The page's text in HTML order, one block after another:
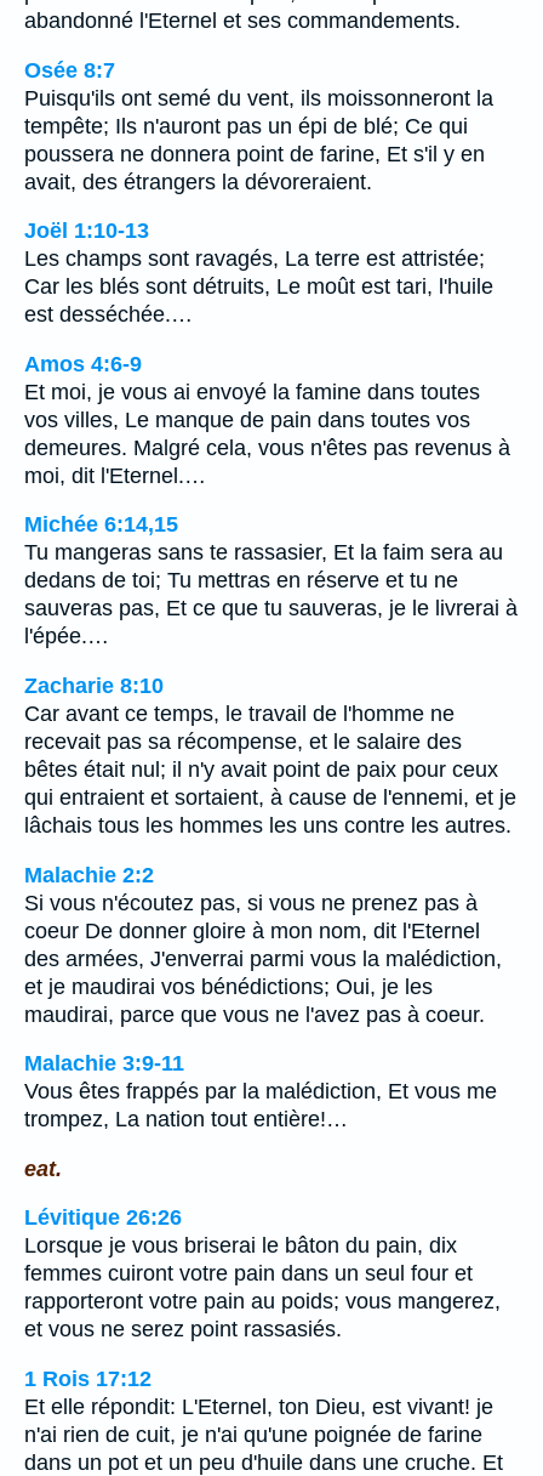
abandonné l'Eternel et ses commandements.
Osée 8:7
Puisqu'ils ont semé du vent, ils moissonneront la
tempête; Ils n'auront pas un épi de blé; Ce qui
poussera ne donnera point de farine, Et s'il y en
avait, des étrangers la dévoreraient.
Joël 1:10-13
Les champs sont ravagés, La terre est attristée;
Car les blés sont détruits, Le moût est tari, l'huile
est desséchée.…
Amos 4:6-9
Et moi, je vous ai envoyé la famine dans toutes
vos villes, Le manque de pain dans toutes vos
demeures. Malgré cela, vous n'êtes pas revenus à
moi, dit l'Eternel.…
Michée 6:14,15
Tu mangeras sans te rassasier, Et la faim sera au
dedans de toi; Tu mettras en réserve et tu ne
sauveras pas, Et ce que tu sauveras, je le livrerai à
l'épée.…
Zacharie 8:10
Car avant ce temps, le travail de l'homme ne
recevait pas sa récompense, et le salaire des
bêtes était nul; il n'y avait point de paix pour ceux
qui entraient et sortaient, à cause de l'ennemi, et je
lâchais tous les hommes les uns contre les autres.
Malachie 2:2
Si vous n'écoutez pas, si vous ne prenez pas à
coeur De donner gloire à mon nom, dit l'Eternel
des armées, J'enverrai parmi vous la malédiction,
et je maudirai vos bénédictions; Oui, je les
maudirai, parce que vous ne l'avez pas à coeur.
Malachie 3:9-11
Vous êtes frappés par la malédiction, Et vous me
trompez, La nation tout entière!…
eat.
Lévitique 26:26
Lorsque je vous briserai le bâton du pain, dix
femmes cuiront votre pain dans un seul four et
rapporteront votre pain au poids; vous mangerez,
et vous ne serez point rassasiés.
1 Rois 17:12
Et elle répondit: L'Eternel, ton Dieu, est vivant! je
n'ai rien de cuit, je n'ai qu'une poignée de farine
dans un pot et un peu d'huile dans une cruche. Et